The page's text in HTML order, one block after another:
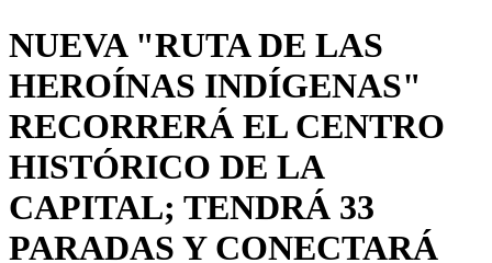
NUEVA "RUTA DE LAS
HEROÍNAS INDÍGENAS"
RECORRERÁ EL CENTRO
HISTÓRICO DE LA
CAPITAL; TENDRÁ 33
PARADAS Y CONECTARÁ